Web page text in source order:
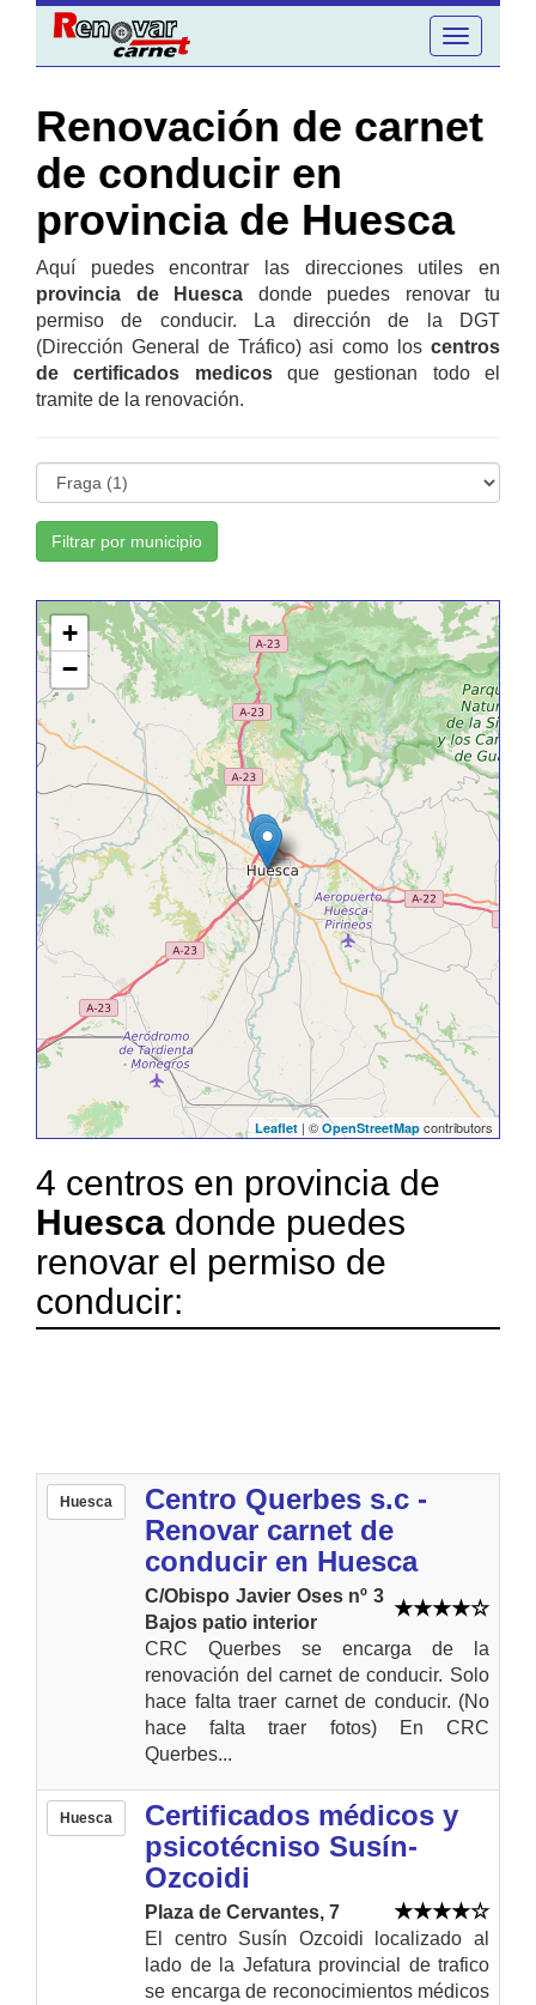
Toggle
navigation
Renovación de carnet
de conducir en
provincia de Huesca
Aquí puedes encontrar las direcciones utiles en
provincia de Huesca donde puedes renovar tu
permiso de conducir. La dirección de la DGT
(Dirección General de Tráfico) asi como los centros
de certificados medicosque gestionan todo el
tramite de la renovación.
Filtrar por municipio
+
−
Leaflet | © OpenStreetMap contributors
4 centros en provincia de
Huesca donde puedes
renovar el permiso de
conducir:
Huesca
Centro Querbes s.c -
Renovar carnet de
conducir en Huesca
C/Obispo Javier Oses nº 3
Bajos patio interior
CRC Querbes se encarga de la
renovación del carnet de conducir. Solo
hace falta traer carnet de conducir. (No
hace falta traer fotos) En CRC
Querbes...
Huesca
Certificados médicos y
psicotécniso Susín-
Ozcoidi
Plaza de Cervantes, 7
El centro Susín Ozcoidi localizado al
lado de la Jefatura provincial de trafico
se encarga de reconocimientos médicos